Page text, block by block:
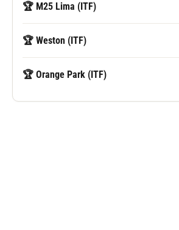
🏆 M25 Lima (ITF)
🏆 Weston (ITF)
🏆 Orange Park (ITF)